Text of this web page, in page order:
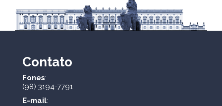
Contato
Fones:
(98) 3194-7791
E-mail: